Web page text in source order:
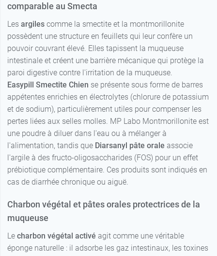
comparable au Smecta
Les argiles comme la smectite et la montmorillonite
possèdent une structure en feuillets qui leur confère un
pouvoir couvrant élevé. Elles tapissent la muqueuse
intestinale et créent une barrière mécanique qui protège la
paroi digestive contre l'irritation de la muqueuse.
Easypill Smectite Chien se présente sous forme de barres
appétentes enrichies en électrolytes (chlorure de potassium
et de sodium), particulièrement utiles pour compenser les
pertes liées aux selles molles. MP Labo Montmorillonite est
une poudre à diluer dans l'eau ou à mélanger à
l'alimentation, tandis que Diarsanyl pâte orale associe
l'argile à des fructo-oligosaccharides (FOS) pour un effet
prébiotique complémentaire. Ces produits sont indiqués en
cas de diarrhée chronique ou aiguë.
Charbon végétal et pâtes orales protectrices de la
muqueuse
Le charbon végétal activé agit comme une véritable
éponge naturelle : il adsorbe les gaz intestinaux, les toxines